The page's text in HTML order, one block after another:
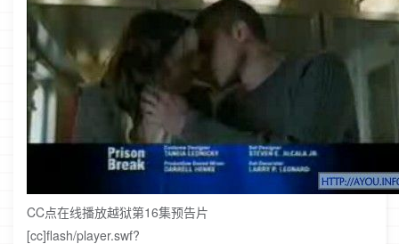
CC点在线播放越狱第16集预告片
[cc]flash/player.swf?